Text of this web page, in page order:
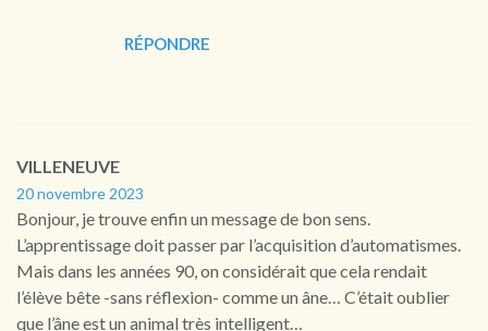
RÉPONDRE
VILLENEUVE
20 novembre 2023
Bonjour, je trouve enfin un message de bon sens.
L’apprentissage doit passer par l’acquisition d’automatismes.
Mais dans les années 90, on considérait que cela rendait
l’élève bête -sans réflexion- comme un âne… C’était oublier
que l’âne est un animal très intelligent…